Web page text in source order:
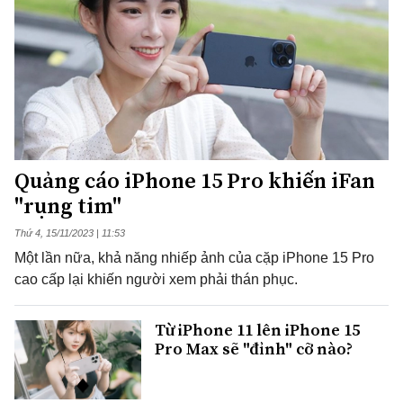
Quảng cáo iPhone 15 Pro khiến iFan
"rụng tim"
Thứ 4, 15/11/2023 | 11:53
Một lần nữa, khả năng nhiếp ảnh của cặp iPhone 15 Pro
cao cấp lại khiến người xem phải thán phục.
Từ iPhone 11 lên iPhone 15
Pro Max sẽ "đỉnh" cỡ nào?